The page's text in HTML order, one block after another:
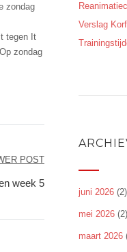
zondag
tegen It
zondag
POST
week 5
Verslag
juni 2026 (2)
mei 2026 (2)
maart 2026